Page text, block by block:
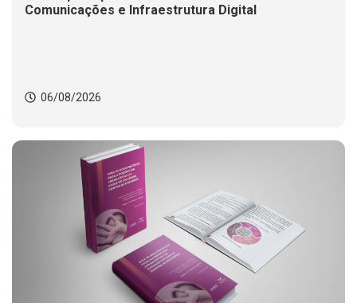
Comunicações e Infraestrutura Digital
06/08/2026